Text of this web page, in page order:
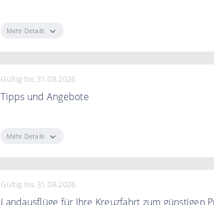
Mehr Details
Gültig bis 31.08.2026
Tipps und Angebote
Mehr Details
Gültig bis 31.08.2026
Landausflüge für Ihre Kreuzfahrt zum günstigen